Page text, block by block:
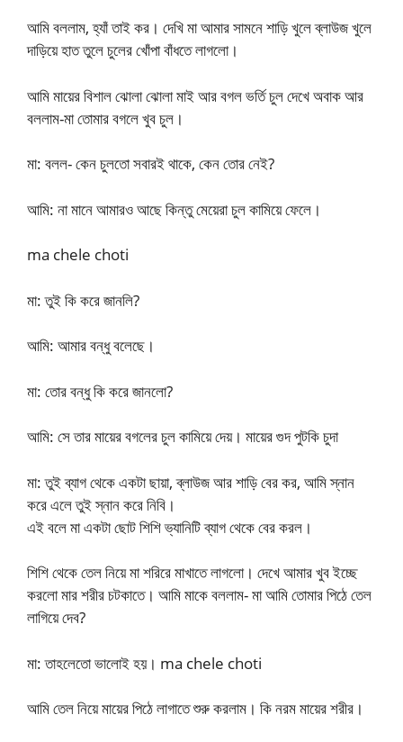
আমি বললাম, হ্যাঁ তাই কর। দেখি মা আমার সামনে শাড়ি খুলে ব্লাউজ খুলে
দাড়িয়ে হাত তুলে চুলের খোঁপা বাঁধতে লাগলো।
আমি মায়ের বিশাল ঝোলা ঝোলা মাই আর বগল ভর্তি চুল দেখে অবাক আর
বললাম-মা তোমার বগলে খুব চুল।
মা: বলল- কেন চুলতো সবারই থাকে, কেন তোর নেই?
আমি: না মানে আমারও আছে কিন্তু মেয়েরা চুল কামিয়ে ফেলে।
ma chele choti
মা: তুই কি করে জানলি?
আমি: আমার বন্ধু বলেছে।
মা: তোর বন্ধু কি করে জানলো?
আমি: সে তার মায়ের বগলের চুল কামিয়ে দেয়। মায়ের গুদ পুটকি চুদা
মা: তুই ব্যাগ থেকে একটা ছায়া, ব্লাউজ আর শাড়ি বের কর, আমি স্নান
করে এলে তুই স্নান করে নিবি।
এই বলে মা একটা ছোট শিশি ভ্যানিটি ব্যাগ থেকে বের করল।
শিশি থেকে তেল নিয়ে মা শরিরে মাখাতে লাগলো। দেখে আমার খুব ইচ্ছে
করলো মার শরীর চটকাতে। আমি মাকে বললাম- মা আমি তোমার পিঠে তেল
লাগিয়ে দেব?
মা: তাহলেতো ভালোই হয়। ma chele choti
আমি তেল নিয়ে মায়ের পিঠে লাগাতে শুরু করলাম। কি নরম মায়ের শরীর।